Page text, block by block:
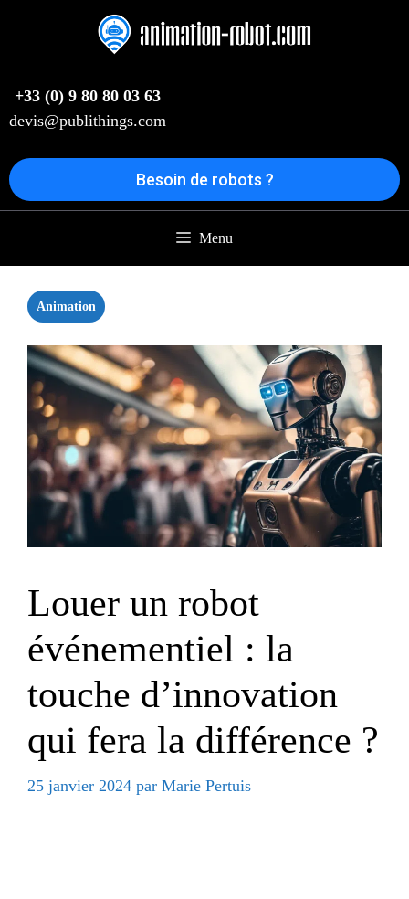
+33 (0) 9 80 80 03 63
devis@publithings.com
Besoin de robots ?
Menu
Animation
Louer un robot
événementiel : la
touche d’innovation
qui fera la différence ?
25 janvier 2024 par Marie Pertuis